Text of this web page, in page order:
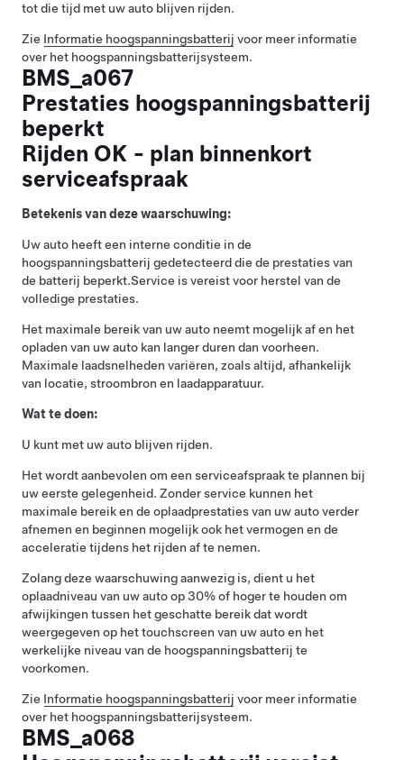
tot die tijd met uw auto blijven rijden.
Zie Informatie hoogspanningsbatterij voor meer informatie
over het hoogspanningsbatterijsysteem.
BMS_a067
Prestaties hoogspanningsbatterij
beperkt
Rijden OK - plan binnenkort
serviceafspraak
Betekenis van deze waarschuwing:
Uw auto heeft een interne conditie in de
hoogspanningsbatterij gedetecteerd die de prestaties van
de batterij beperkt.Service is vereist voor herstel van de
volledige prestaties.
Het maximale bereik van uw auto neemt mogelijk af en het
opladen van uw auto kan langer duren dan voorheen.
Maximale laadsnelheden variëren, zoals altijd, afhankelijk
van locatie, stroombron en laadapparatuur.
Wat te doen:
U kunt met uw auto blijven rijden.
Het wordt aanbevolen om een serviceafspraak te plannen bij
uw eerste gelegenheid. Zonder service kunnen het
maximale bereik en de oplaadprestaties van uw auto verder
afnemen en beginnen mogelijk ook het vermogen en de
acceleratie tijdens het rijden af te nemen.
Zolang deze waarschuwing aanwezig is, dient u het
oplaadniveau van uw auto op 30% of hoger te houden om
afwijkingen tussen het geschatte bereik dat wordt
weergegeven op het touchscreen van uw auto en het
werkelijke niveau van de hoogspanningsbatterij te
voorkomen.
Zie Informatie hoogspanningsbatterij voor meer informatie
over het hoogspanningsbatterijsysteem.
BMS_a068